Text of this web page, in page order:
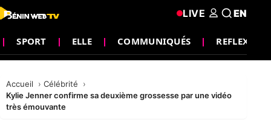
SPORT ELLE COMMUNIQUÉS REFLEXION
LIVE EN
Accueil
Célébrité
Kylie Jenner confirme sa deuxième grossesse par une vidéo
très émouvante